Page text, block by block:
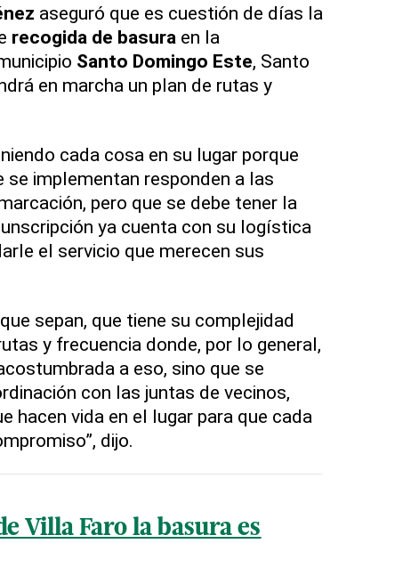
aseguró que es cuestión de días la
recogida de basura en la
Santo Domingo Este, Santo
en marcha un plan de rutas y
cada cosa en su lugar porque
implementan responden a las
pero que se debe tener la
ya cuenta con su logística
el servicio que merecen sus
sepan, que tiene su complejidad
y frecuencia donde, por lo general,
a eso, sino que se
con las juntas de vecinos,
hacen vida en el lugar para que cada
dijo.
Villa Faro la basura es